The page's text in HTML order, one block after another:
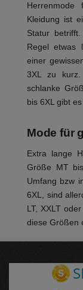
Kleidung ist
Statur
Regel etwas
einer
3XL zu
schlanke
bis 6XL gibt
Mode für
Extra lange
Größe MT
Umfang bzw
6XL, sind
LT, XXLT
diese Größen